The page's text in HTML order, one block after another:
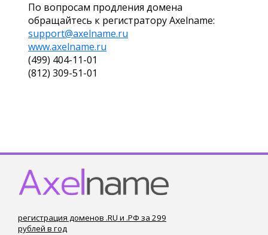
По вопросам продления домена
обращайтесь к регистратору Axelname:
support@axelname.ru
www.axelname.ru
(499) 404-11-01
(812) 309-51-01
регистрация доменов .RU и .РФ за 299
рублей в год